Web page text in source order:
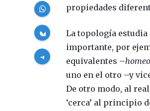
propiedades
La topología
importante, por
equivalentes –
uno en el otro –y
De otro modo, al
‘cerca’ al principio